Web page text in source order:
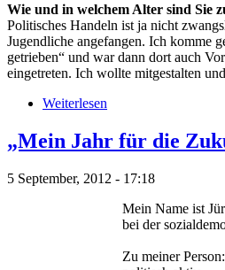
Wie und in welchem Alter sind Sie
Politisches Handeln ist ja nicht
Jugendliche angefangen. Ich komme
getrieben“ und war dann dort auch
eingetreten. Ich wollte mitgestalten
Weiterlesen
„Mein Jahr für die
5 September, 2012 - 17:18
Mein Name ist
bei der
Zu meiner